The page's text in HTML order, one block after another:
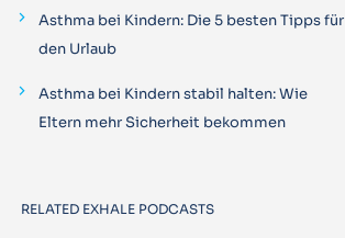
Asthma bei Kindern: Die 5 besten Tipps für
den Urlaub
Asthma bei Kindern stabil halten: Wie
Eltern mehr Sicherheit bekommen
RELATED EXHALE PODCASTS